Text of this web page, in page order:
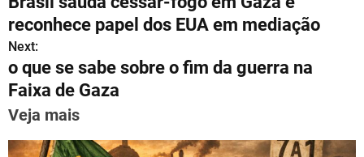
s
A
p
p
gr
a
m
e
b
o
o
l
e
st
e
dI
n
e
o
s
t
n
a
reconhece papel dos EUA em mediação
Next:
o que se sabe sobre o fim da guerra na
Faixa de Gaza
Veja mais